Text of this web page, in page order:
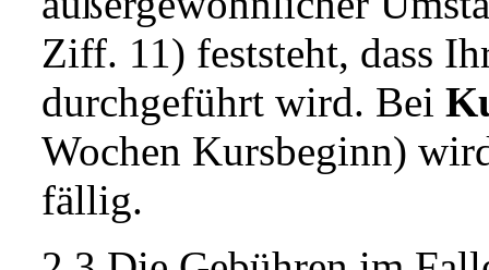
Ziff. 11) feststeht, dass
durchgeführt wird. Bei
Wochen Kursbeginn)
fällig.